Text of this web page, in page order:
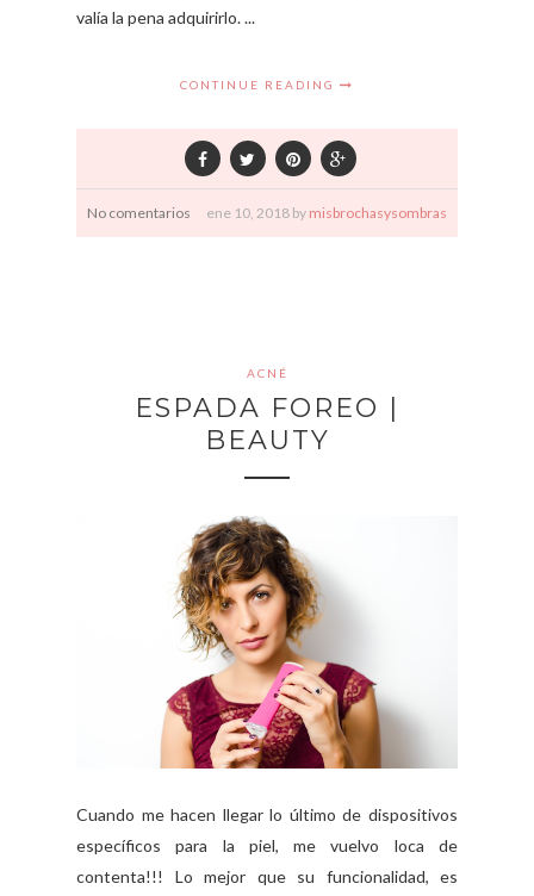
valía la pena adquirirlo. ...
CONTINUE READING
No comentarios ene 10, 2018 by misbrochasysombras
ACNÉ
ESPADA FOREO |
BEAUTY
Cuando me hacen llegar lo último de dispositivos
específicos para la piel, me vuelvo loca de
contenta!!! Lo mejor que su funcionalidad, es